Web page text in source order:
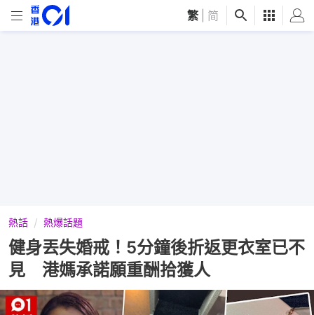
繁 简
熱話 熱爆話題
健身丟失婚戒！5分鐘後折返更衣室已不
見 港媽承諾願重酬拾獲人